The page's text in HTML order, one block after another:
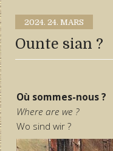
2024. 24. MARS
Ounte sian ?
Où sommes-nous ?
Where are we ?
Wo sind wir ?